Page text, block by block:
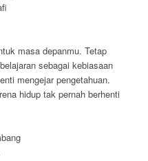
masa depanmu. Tetap
sebagai kebiasaan
mengejar pengetahuan.
hidup tak pernah berhenti